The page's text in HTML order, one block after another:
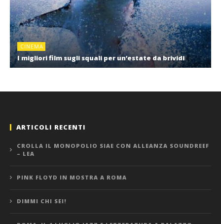
CINEMA
I migliori film sugli squali per un’estate da brividi
ARTICOLI RECENTI
CROLLA IL MONOPOLIO SIAE CON ALLEANZA SOUNDREEF
– LEA
PINK FLOYD IN MOSTRA A ROMA
DIMMI CHI SEI!